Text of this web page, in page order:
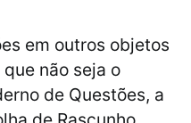
em outros objetos
não seja o
de Questões, a